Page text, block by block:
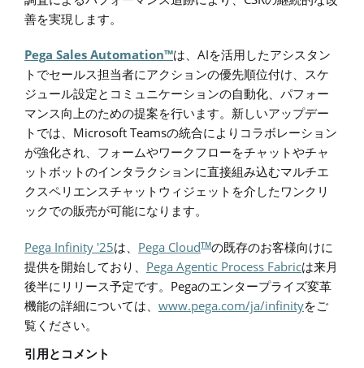
善を実現します。
Pega Sales Automation™は、 AIを活用したアシスタン
トでセールス担当者にアクションの優先順位付け、スケ
ジュール設定とコミュニケーションの自動化、パフォー
マンス向上のための提案を行います。新しいアップデー
トでは、 Microsoft Teamsの統合によりコラボレーション
が強化され、フォームやワークフローをチャットやチャ
ットボットのインタラクションに直接組み込むマルチエ
クスペリエンスチャットウィジェットを介したワンクリ
ックでの販売が可能になります。
Pega Infinity '25は、 Pega CloudTMの既存のお客様向けに
提供を開始しており、 Pega Agentic Process Fabricは来月
後半にリリース予定です。 Pegaのエンタープライズ変革
機能の詳細については、 www.pega.com/ja/infinityをご
覧ください。
引用とコメント